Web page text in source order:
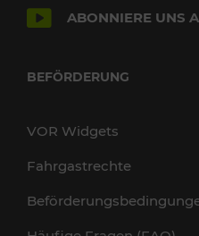
ABONNIERE UNS
BEFÖRDERUNG
VOR Widgets
Fahrgastrechte